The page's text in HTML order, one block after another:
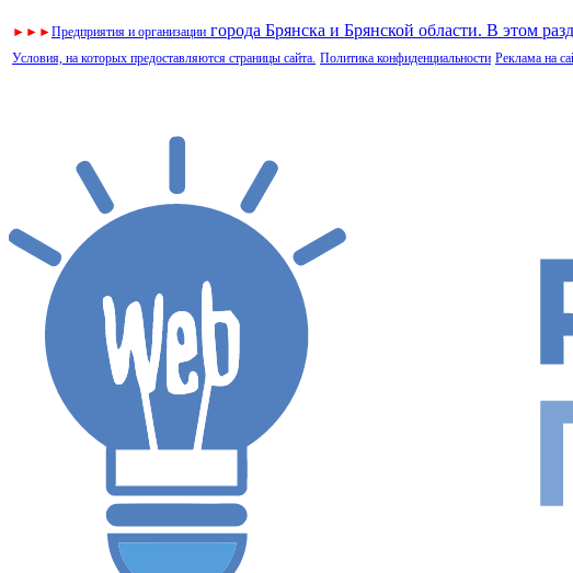
► ► ►Предприятия и организации города Брянска и Брянской области. В этом
Условия, на которых предоставляются страницы сайта. Политика конфиденциальности Реклама на